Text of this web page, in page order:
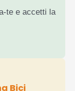
te e accetti la
Bici